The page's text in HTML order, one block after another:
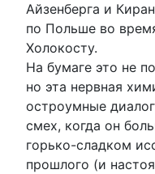
Айзенберга и
по Польше во
Холокосту.
На бумаге это не
но эта нервная
остроумные
смех, когда он
горько-сладком
прошлого (и